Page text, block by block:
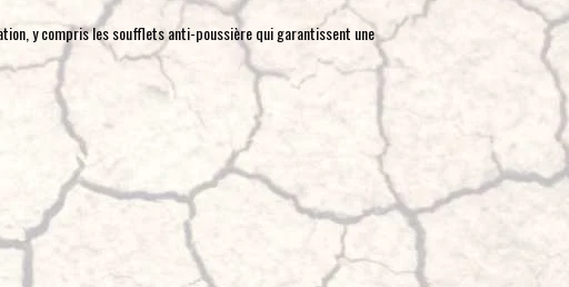
y compris les soufflets anti-poussière qui garantissent une